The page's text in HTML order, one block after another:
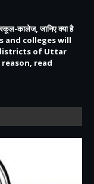
कालेज, जानिए क्या है
and colleges will
of Uttar
read